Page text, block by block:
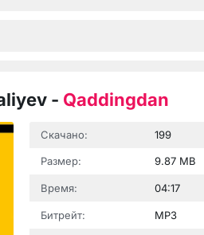
- Qaddingdan
Скачано: 199
Размер: 9.87 MB
Время: 04:17
Битрейт: MP3